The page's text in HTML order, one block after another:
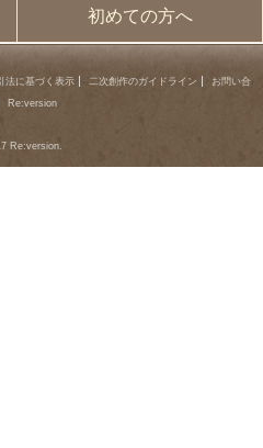
初めての方へ
法に基づく表示 二次創作のガイドライン
お問い合
Re:version
Re:version.